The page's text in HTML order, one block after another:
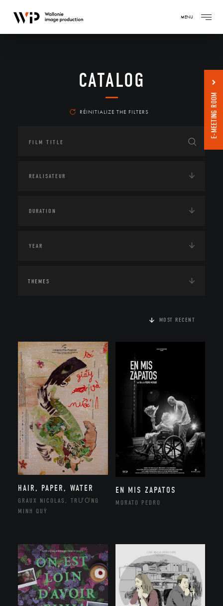
MENU
CATALOG
RÉINITIALIZE THE FILTERS
THEMES
MOST RECENT
HAIR, PAPER, WATER
GRAUX NICOLAS, TRƯƠNG
MINH QUÝ
EN MIS ZAPATOS
MORATO PEDRO
E-MEETING ROOM